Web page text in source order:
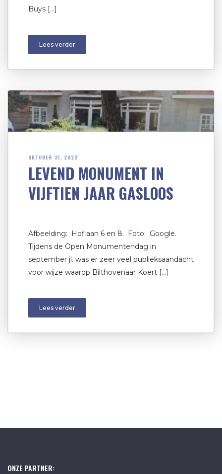
Buys […]
Lees verder
OKTOBER 31, 2022
LEVEND MONUMENT IN
VIJFTIEN JAAR GASLOOS
Afbeelding: Hoflaan 6 en 8. Foto: Google.
Tijdens de Open Monumentendag in
september jl. was er zeer veel publieksaandacht
voor wijze waarop Bilthovenaar Koert […]
Lees verder
ONZE PARTNER: